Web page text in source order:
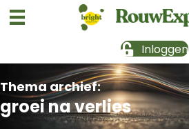
Inloggen
Thema archief:
groei na verlies